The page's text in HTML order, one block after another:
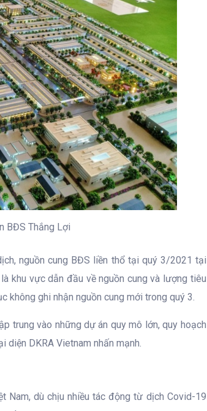
BĐS Thắng Lợi
nguồn cung BĐS liền thổ tại quý 3/2021 tại
khu vực dẫn đầu về nguồn cung và lượng tiêu
không ghi nhận nguồn cung mới trong quý 3.
trung vào những dự án quy mô lớn, quy hoạch
diện DKRA Vietnam nhấn mạnh.
Nam, dù chịu nhiều tác động từ dịch Covid-19